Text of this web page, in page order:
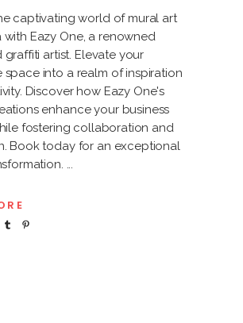
captivating world of mural art
with Eazy One, a renowned
graffiti artist. Elevate your
space into a realm of inspiration
Discover how Eazy One's
enhance your business
fostering collaboration and
Book today for an exceptional